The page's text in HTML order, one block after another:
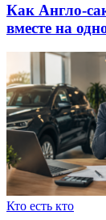
Как Англо-
вместе на
Кто есть кто